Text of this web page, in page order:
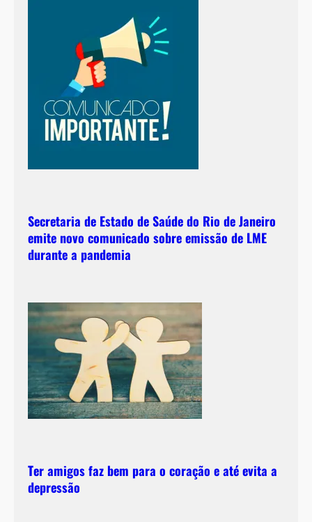
Secretaria de Estado de Saúde do Rio de Janeiro
emite novo comunicado sobre emissão de LME
durante a pandemia
Ter amigos faz bem para o coração e até evita a
depressão